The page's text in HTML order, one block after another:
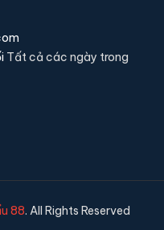
tay chính hãng
Tất cả các ngày trong
88. All Rights Reserved